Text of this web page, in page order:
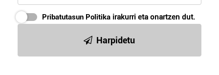
Pribatutasun Politika irakurri eta onartzen dut.
Harpidetu